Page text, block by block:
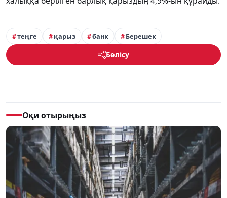
теңге қарыз банк Берешек
Бөлісу
Оқи отырыңыз